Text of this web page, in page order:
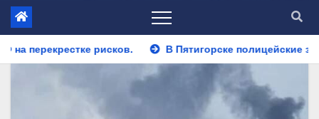
В Пятигорске полицейские задержали закладчика,